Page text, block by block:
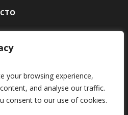
your browsing experience,
and analyse our traffic.
consent to our use of cookies.
- 20